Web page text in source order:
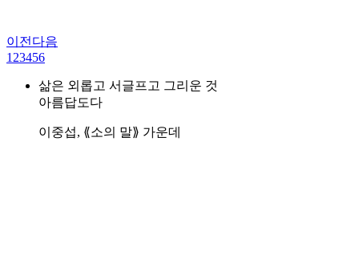
이전 다음
1 23456
삶은 외롭고 서글프고 그리운 것
아름답도다
이중섭, ⟪소의 말⟫ 가운데